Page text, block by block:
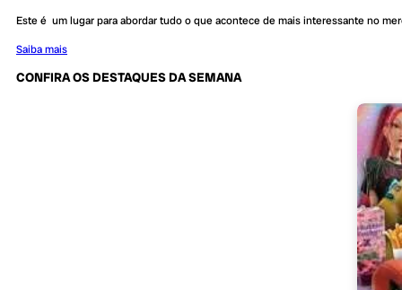
Este é um lugar para abordar tudo o que acontece de mais interessante no
Saiba mais
CONFIRA OS DESTAQUES DA SEMANA